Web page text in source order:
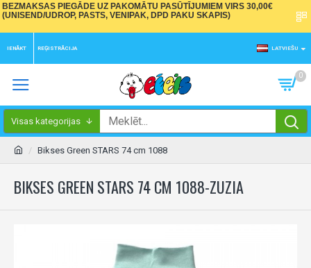
BEZMAKSAS PIEGĀDE UZ PAKOMĀTU PASŪTĪJUMIEM VIRS 30,00€
(UNISEND/UDROP, PASTS, VENIPAK, DPD PAKU SKAPIS)
IENĀKT REĢISTRĀCIJA LATVIEŠU
0
Visas kategorijas
Bikses Green STARS 74 cm 1088
BIKSES GREEN STARS 74 CM 1088-ZUZIA